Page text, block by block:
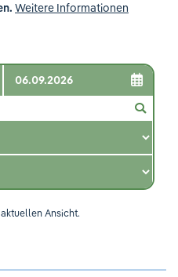
Weitere Informationen
Ansicht.